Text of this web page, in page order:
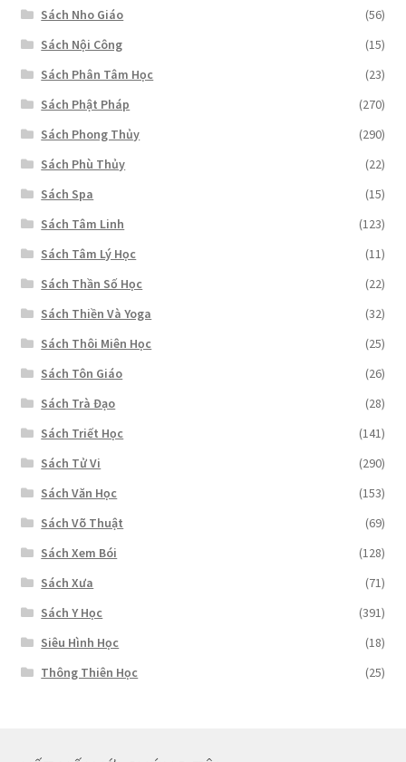
Sách Nho Giáo
(56)
Sách Nội Công
(15)
Sách Phân Tâm Học
(23)
Sách Phật Pháp
(270)
Sách Phong Thủy
(290)
Sách Phù Thủy
(22)
Sách Spa
(15)
Sách Tâm Linh
(123)
Sách Tâm Lý Học
(11)
Sách Thần Số Học
(22)
Sách Thiền Và Yoga
(32)
Sách Thôi Miên Học
(25)
Sách Tôn Giáo
(26)
Sách Trà Đạo
(28)
Sách Triết Học
(141)
Sách Tử Vi
(290)
Sách Văn Học
(153)
Sách Võ Thuật
(69)
Sách Xem Bói
(128)
Sách Xưa
(71)
Sách Y Học
(391)
Siêu Hình Học
(18)
Thông Thiên Học
(25)